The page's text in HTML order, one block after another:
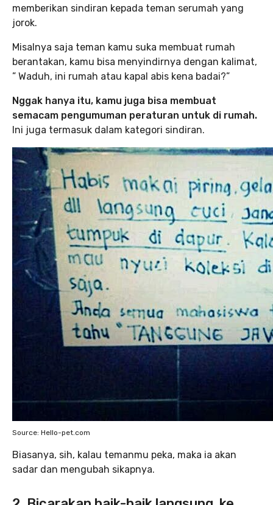
memberikan sindiran kepada teman serumah yang
jorok.
Misalnya saja teman kamu suka membuat rumah
berantakan, kamu bisa menyindirnya dengan kalimat,
” Waduh, ini rumah atau kapal abis kena badai?”
Nggak hanya itu, kamu juga bisa membuat
semacam pengumuman peraturan untuk di rumah.
Ini juga termasuk dalam kategori sindiran.
Source: Hello-pet.com
Biasanya, sih, kalau temanmu peka, maka ia akan
sadar dan mengubah sikapnya.